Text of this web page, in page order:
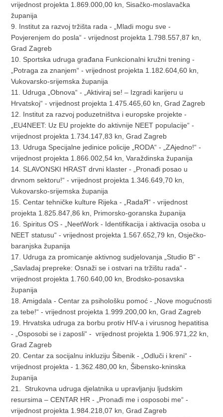
vrijednost projekta 1.869.000,00 kn, Sisačko-moslavačka
županija
9. Institut za razvoj tržišta rada - „Mladi mogu sve -
Povjerenjem do posla“ - vrijednost projekta 1.798.557,87 kn,
Grad Zagreb
10. Sportska udruga građana Funkcionalni kružni trening -
„Potraga za znanjem“ - vrijednost projekta 1.182.604,60 kn,
Vukovarsko-srijemska županija
11. Udruga „Obnova“ - „Aktiviraj se! – Izgradi karijeru u
Hrvatskoj“ - vrijednost projekta 1.475.465,60 kn, Grad Zagreb
12. Institut za razvoj poduzetništva i europske projekte -
„EU4NEET: Uz EU projekte do aktivnije NEET populacije“ -
vrijednost projekta 1.734.147,83 kn, Grad Zagreb
13. Udruga Specijalne jedinice policije „RODA“ - „ZAjedno!“ -
vrijednost projekta 1.866.002,54 kn, Varaždinska županija
14. SLAVONSKI HRAST drvni klaster - „Pronađi posao u
drvnom sektoru!“ - vrijednost projekta 1.346.649,70 kn,
Vukovarsko-srijemska županija
15. Centar tehničke kulture Rijeka - „RadaЯ“ - vrijednost
projekta 1.825.847,86 kn, Primorsko-goranska županija
16. Spiritus OS - „NeetWork - Identifikacija i aktivacija osoba u
NEET statusu“ - vrijednost projekta 1.567.652,79 kn, Osječko-
baranjska županija
17. Udruga za promicanje aktivnog sudjelovanja „Studio B“ -
„Savladaj prepreke: Osnaži se i ostvari na tržištu rada“ -
vrijednost projekta 1.760.640,00 kn, Brodsko-posavska
županija
18. Amigdala - Centar za psihološku pomoć - „Nove mogućnosti
za tebe!“ - vrijednost projekta 1.999.200,00 kn, Grad Zagreb
19. Hrvatska udruga za borbu protiv HIV-a i virusnog hepatitisa
- „Osposobi se i zaposli“ - vrijednost projekta 1.906.971,22 kn,
Grad Zagreb
20. Centar za socijalnu inkluziju Šibenik - „Odluči i kreni“ -
vrijednost projekta - 1.362.480,00 kn, Šibensko-kninska
županija
21. Strukovna udruga djelatnika u upravljanju ljudskim
resursima – CENTAR HR - „Pronađi me i osposobi me“ -
vrijednost projekta 1.984.218,07 kn, Grad Zagreb